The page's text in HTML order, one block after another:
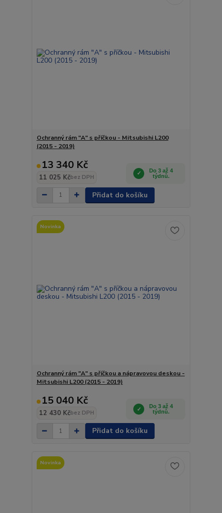
Ochranný rám "A" s příčkou - Mitsubishi L200
(2015 - 2019)
13 340 Kč
11 025 Kčbez DPH
Do 3 až 4
týdnů.
Přidat do košíku
Novinka
Ochranný rám "A" s příčkou a nápravovou deskou -
Mitsubishi L200 (2015 - 2019)
15 040 Kč
12 430 Kčbez DPH
Do 3 až 4
týdnů.
Přidat do košíku
Novinka